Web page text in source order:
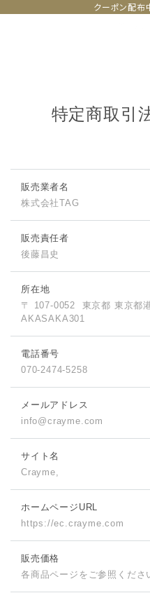
クーポン配布
特定商取引
販売業者名
株式会社TAG
販売責任者
後藤昌史
所在地
〒 107-0052 東京都 東京都
AKASAKA301
電話番号
070-2474-5258
メールアドレス
info@crayme.com
サイト名
Crayme,
ホームページURL
https://ec.crayme.com
販売価格
各商品ページをご参照くださ